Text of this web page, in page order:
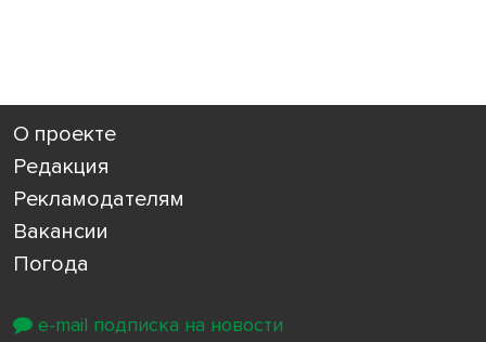
О проекте
Редакция
Рекламодателям
Вакансии
Погода
e-mail подписка на новости